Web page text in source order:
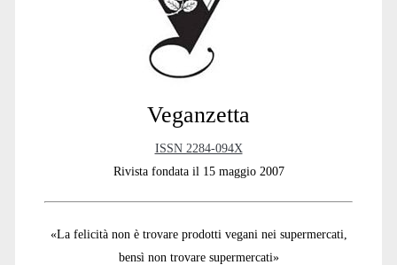
Veganzetta
ISSN 2284-094X
Rivista fondata il 15 maggio 2007
«La felicità non è trovare prodotti vegani nei supermercati,
bensì non trovare supermercati»